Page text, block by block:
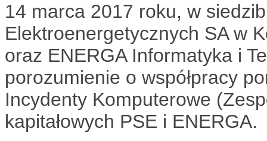
14 marca 2017 roku, w
Elektroenergetycznych SA w
oraz ENERGA Informatyka i
porozumienie o współpracy
Incydenty Komputerowe
kapitałowych PSE i ENERGA.